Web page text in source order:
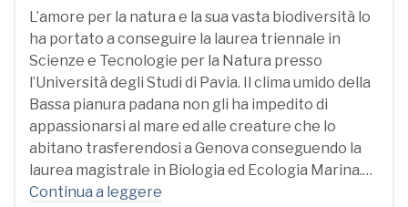
L’amore per la natura e la sua vasta biodiversità lo
ha portato a conseguire la laurea triennale in
Scienze e Tecnologie per la Natura presso
l’Università degli Studi di Pavia. Il clima umido della
Bassa pianura padana non gli ha impedito di
appassionarsi al mare ed alle creature che lo
abitano trasferendosi a Genova conseguendo la
laurea magistrale in Biologia ed Ecologia Marina.…
Continua a leggere